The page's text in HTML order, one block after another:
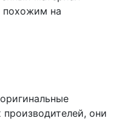
похожим на
они